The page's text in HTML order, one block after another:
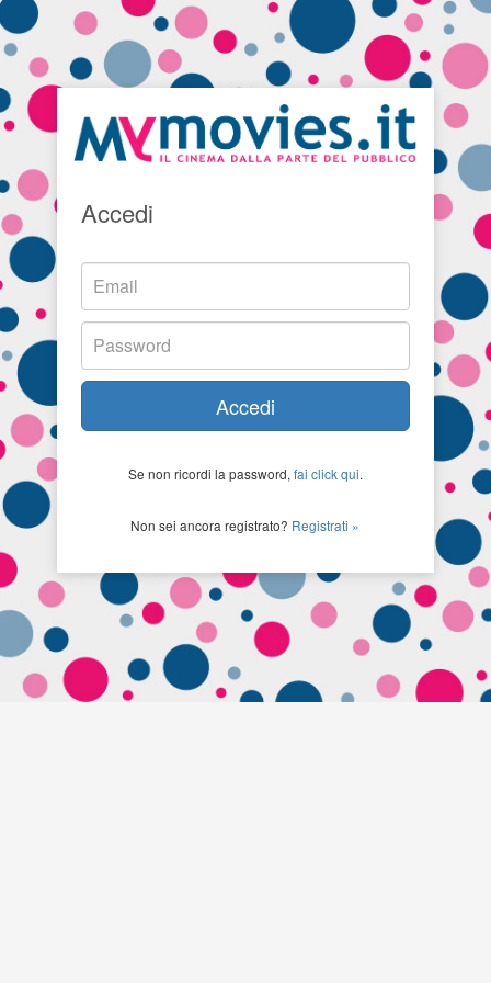
Accedi
Accedi
Se non ricordi la password, fai click qui.
Non sei ancora registrato? Registrati »